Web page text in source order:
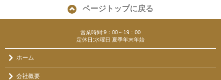
ページトップに戻る
営業時間:9：00～19：00
定休日:水曜日 夏季年末年始
ホーム
会社概要